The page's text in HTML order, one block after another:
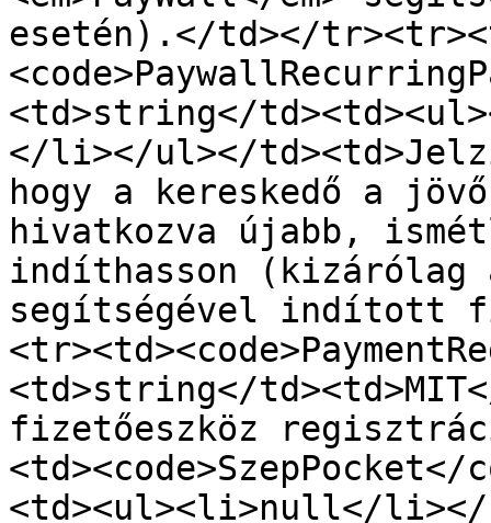
esetén).</td></
<td>string</
</li></ul></
hogy a kereskedő a
hivatkozva újabb,
indíthasson (kizárólag a
segítségével indított
<td>string</
fizetőeszköz
<td><ul><li>null</li></